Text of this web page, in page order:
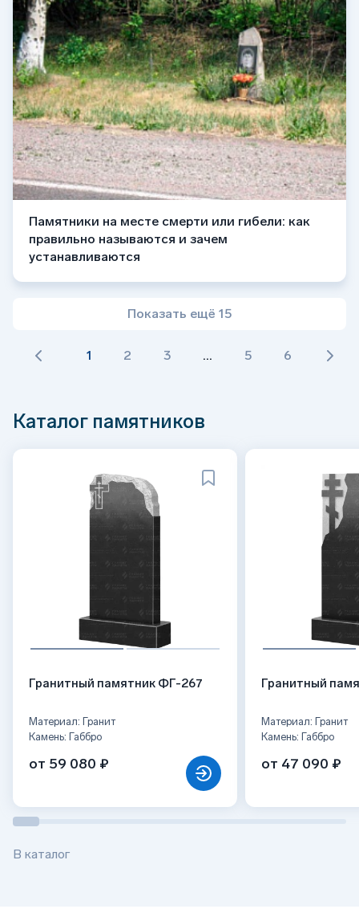
Памятники на месте смерти или гибели: как
правильно называются и зачем
устанавливаются
Показать ещё 15
1 2 3 ... 5 6
Каталог памятников
Гранитный памятник ФГ-267
Материал: Гранит
Камень: Габбро
от 59 080 ₽
Гранитный
Материал: Гранит
Камень: Габбро
от 47 090 ₽
В каталог